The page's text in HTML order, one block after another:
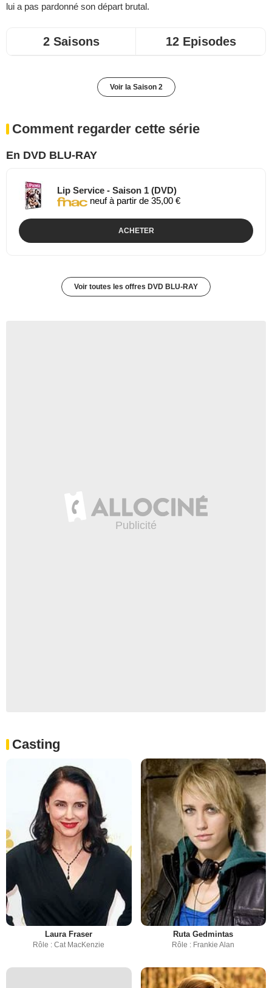
lui a pas pardonné son départ brutal.
2 Saisons 12 Episodes
Voir la Saison 2
Comment regarder cette série
En DVD BLU-RAY
Lip Service - Saison 1 (DVD)
neuf à partir de 35,00 €
ACHETER
Voir toutes les offres DVD BLU-RAY
Casting
Laura Fraser
Rôle : Cat MacKenzie
Ruta Gedmintas
Rôle : Frankie Alan